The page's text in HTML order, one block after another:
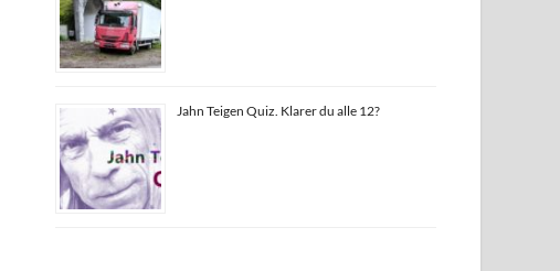
Jahn Teigen Quiz. Klarer du alle 12?